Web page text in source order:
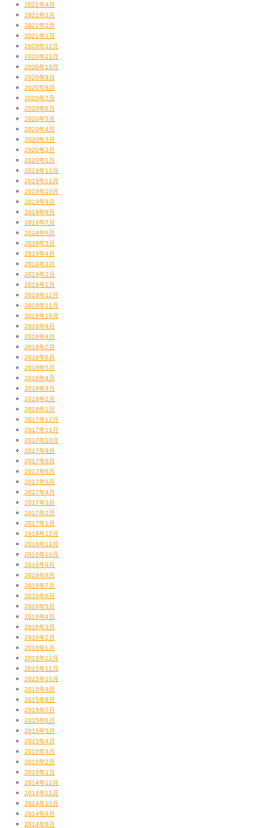
2021年4月
2021年3月
2021年2月
2021年1月
2020年12月
2020年11月
2020年10月
2020年9月
2020年8月
2020年7月
2020年6月
2020年5月
2020年4月
2020年3月
2020年2月
2020年1月
2019年12月
2019年11月
2019年10月
2019年9月
2019年8月
2019年7月
2019年6月
2019年5月
2019年4月
2019年3月
2019年2月
2019年1月
2018年12月
2018年11月
2018年10月
2018年9月
2018年8月
2018年7月
2018年6月
2018年5月
2018年4月
2018年3月
2018年2月
2018年1月
2017年12月
2017年11月
2017年10月
2017年9月
2017年8月
2017年6月
2017年5月
2017年4月
2017年3月
2017年2月
2017年1月
2016年12月
2016年11月
2016年10月
2016年9月
2016年8月
2016年7月
2016年6月
2016年5月
2016年4月
2016年3月
2016年2月
2016年1月
2015年12月
2015年11月
2015年10月
2015年9月
2015年8月
2015年7月
2015年6月
2015年5月
2015年4月
2015年3月
2015年2月
2015年1月
2014年12月
2014年11月
2014年10月
2014年9月
2014年8月